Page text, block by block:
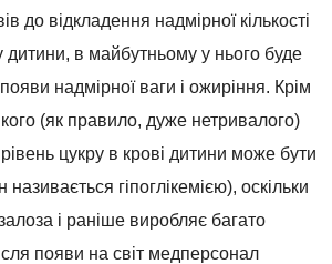
до відкладення надмірної кількості
дитини, в майбутньому у нього буде
надмірної ваги і ожиріння. Крім
(як правило, дуже нетривалого)
рівень цукру в крові дитини може бути
гіпоглікемією), оскільки
і раніше виробляє багато
появи на світ медперсонал